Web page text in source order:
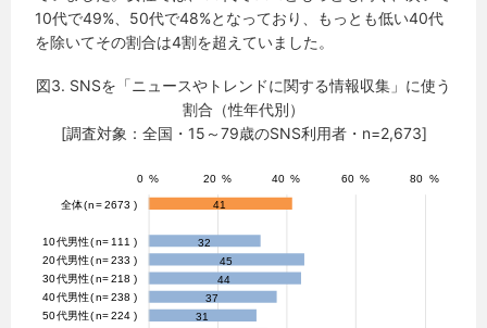
10代で49%、50代で48%となっており、もっとも低い40代
を除いてその割合は4割を超えていました。
図3. SNSを「ニュースやトレンドに関する情報収集」に使う
割合（性年代別）
[調査対象：全国・15～79歳のSNS利用者・n=2,673]